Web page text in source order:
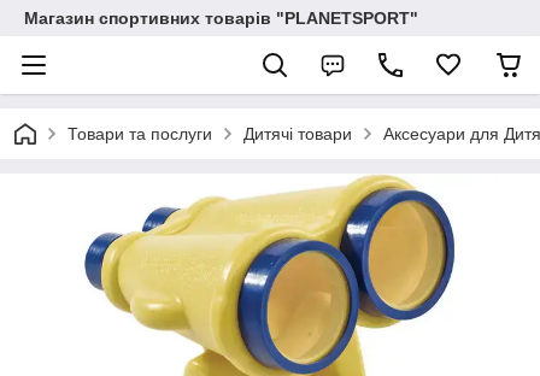
Магазин спортивних товарів "PLANETSPORT"
Товари та послуги Дитячі товари Аксесуари для